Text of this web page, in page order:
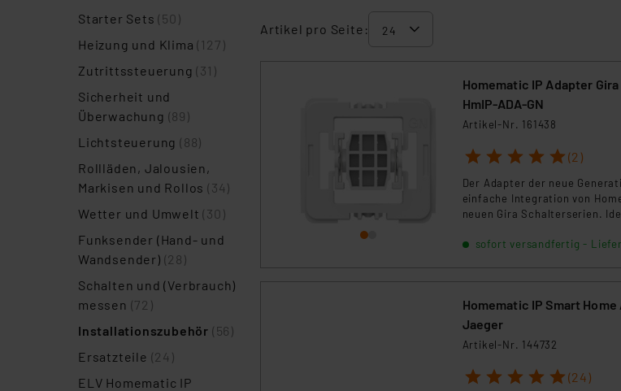
Starter Sets(50)
Heizung und Klima(127)
Zutrittssteuerung(31)
Sicherheit und
Überwachung (89)
Lichtsteuerung(88)
Rollläden, Jalousien,
Markisen und Rollos(34)
Wetter und Umwelt(30)
Funksender (Hand- und
Wandsender) (28)
Schalten und (Verbrauch)
messen (72)
Installationszubehör (56)
Ersatzteile (24)
ELV Homematic IP
Artikel pro Seite:
Homematic IP Adapter
HmIP-ADA-GN
Artikel-Nr. 161438
1 2 3 4 5 (2)
Der Adapter der neue
einfache Integration von
neuen Gira Schalterserien.
ohne das Design Ihrer
sofort versandfertig -
Homematic IP Smart
Jaeger
Artikel-Nr. 144732
1 2 3 4 5 (24)